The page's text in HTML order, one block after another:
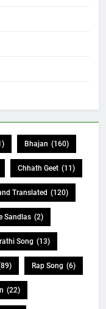
Bhajan (160)
Chhath Geet (11)
Translated (120)
Sandlas (2)
Song (13)
Rap Song (6)
(22)